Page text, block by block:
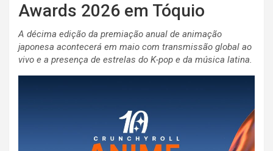
Awards 2026 em Tóquio
A décima edição da premiação anual de animação
japonesa acontecerá em maio com transmissão global ao
vivo e a presença de estrelas do K-pop e da música latina.